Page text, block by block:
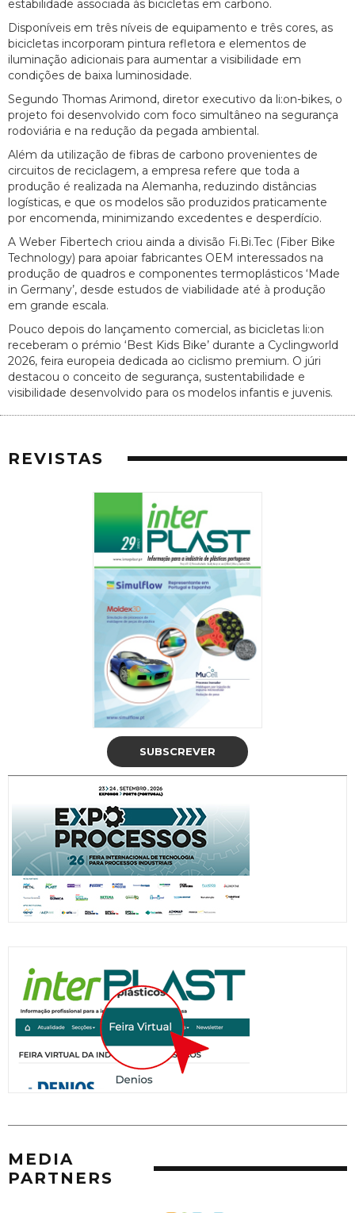
estabilidade associada às bicicletas em carbono.
Disponíveis em três níveis de equipamento e três cores, as
bicicletas incorporam pintura refletora e elementos de
iluminação adicionais para aumentar a visibilidade em
condições de baixa luminosidade.
Segundo Thomas Arimond, diretor executivo da li:on-bikes, o
projeto foi desenvolvido com foco simultâneo na segurança
rodoviária e na redução da pegada ambiental.
Além da utilização de fibras de carbono provenientes de
circuitos de reciclagem, a empresa refere que toda a
produção é realizada na Alemanha, reduzindo distâncias
logísticas, e que os modelos são produzidos praticamente
por encomenda, minimizando excedentes e desperdício.
A Weber Fibertech criou ainda a divisão Fi.Bi.Tec (Fiber Bike
Technology) para apoiar fabricantes OEM interessados na
produção de quadros e componentes termoplásticos ‘Made
in Germany’, desde estudos de viabilidade até à produção
em grande escala.
Pouco depois do lançamento comercial, as bicicletas li:on
receberam o prémio ‘Best Kids Bike’ durante a Cyclingworld
2026, feira europeia dedicada ao ciclismo premium. O júri
destacou o conceito de segurança, sustentabilidade e
visibilidade desenvolvido para os modelos infantis e juvenis.
REVISTAS
SUBSCREVER
MEDIA
PARTNERS